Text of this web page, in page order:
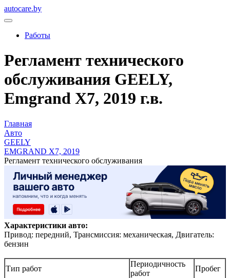
autocare.by
Работы
Регламент технического
обслуживания GEELY,
Emgrand X7, 2019 г.в.
Главная
Авто
GEELY
EMGRAND X7, 2019
Регламент технического обслуживания
Характеристики авто:
Привод: передний, Трансмиссия: механическая, Двигатель:
бензин
Тип работ
Периодичность
работ
Пробег